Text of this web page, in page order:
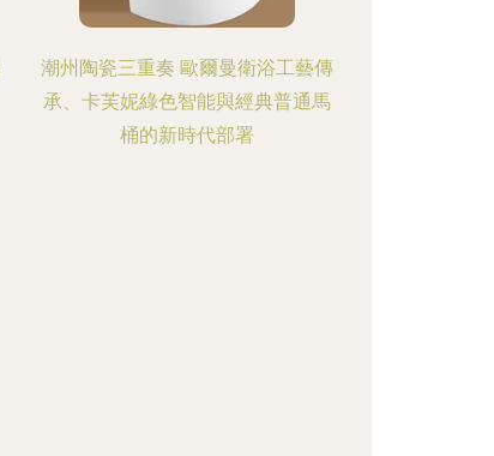
潮州陶瓷三重奏 歐爾曼衛浴工藝傳
承、卡芙妮綠色智能與經典普通馬
桶的新時代部署